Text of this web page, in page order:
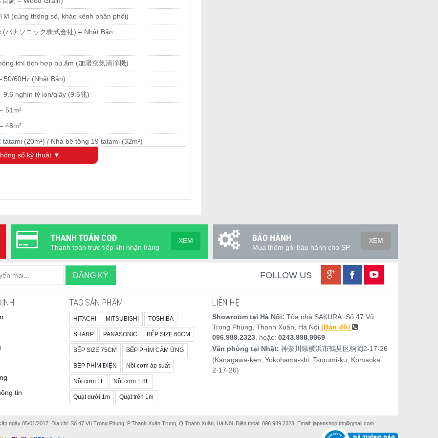
rửa tự nhiên”, phá vỡ liên kết hóa học của vi khuẩn, virus,
vô hiệu hóa chúng. Nhờ được bao bọc trong nước, gốc
thẩm thấu vào vải và bề mặt để làm sạch hiệu quả hơn.
(0.3 μm), với lưu lượng khí tối đa 400 m³/h, F-VC70XV
phù hợp cho phòng ngủ, phòng khách vừa hoặc khu vực sinh
dòng hút sát sàn, 3D Flow tạo luồng khí ba chiều, hút bụi mịn
tuyệt vời cho những ai cần không khí sạch khỏi các tác
nhiều bụi.
ẩm 740 ml/h,
giúp bảo vệ da và đường hô hấp trong những ngày hanh
chỉnh chế độ lọc phù hợp.
như PM2.5, độ ẩm và chế độ hoạt động, màn hình này hỗ
(TM), dễ dàng phối hợp với nội thất từ phong cách tối giản đến
cm – thiết kế nhỏ gọn, phù hợp đặt ở bất kỳ vị trí nào trong
không kém phần tinh tế, Máy lọc không khí, bù ẩm, khử
hảo cho không gian sống, vừa thực dụng vừa mang tính trang
phù hợp cho phòng ngủ, phòng làm việc hoặc khu vực sinh hoạt
(cùng thông số, khác kênh phân phối)
(パナソニック株式会社) – Nhật Bản
khí tích hợp bù ẩm (加湿空気清浄機)
50/60Hz (Nhật Bản)
9.6 nghìn tỷ ion/giây (9.6兆)
51m²
48m²
tatami (20m²) / Nhà bê tông 19 tatami (32m²)
ph / Mạnh: 6.3m³/ph / Trung: 3.1m³/ph / Tĩnh: 1.9m³/ph
/ Trung: 33dB / Tĩnh: 15dB
/ Trung: 8.5W / Tĩnh: 4.2W
/ Mạnh: 50.0W / Trung: 13.0W / Tĩnh: 8.0W
h / Mạnh: 700mL/h / Trung: 400mL/h / Tĩnh: 250mL/h
giờ (chế độ turbo)
– kháng khuẩn MAKSPEC, tuổi thọ ~10 năm
(スーパーナノテク脱臭), tuổi thọ ~10 năm
tuổi thọ ~10 năm
số kỹ thuật ▼
THANH TOÁN COD
Thanh toán trực tiếp khi nhận hàng
XEM BẢO HÀNH
Mua thêm gói bảo hành cho SP
XEM
FOLLOW US
tin
TAG SẢN PHẨM
HITACHI MITSUBISHI TOSHIBA
SHARP PANASONIC BẾP SIZE 60CM
BẾP SIZE 75CM BẾP PHÍM CẢM ỨNG
BẾP PHÍM ĐIỆN Nồi cơm áp suất
Nồi cơm 1L Nồi cơm 1.8L
Quạt dưới 1m Quạt trên 1m
LIÊN HỆ
Showroom tại Hà Nội: Tòa nhà SAKURA. Số 47 Vũ
Trọng Phụng, Thanh Xuân, Hà Nội [Bản đồ]
096.989.2323 , hoặc: 0243.998.9969
Văn phòng tại Nhật: 神奈川県横浜市鶴見区駒岡2-17-26
(Kanagawa-ken, Yokohama-shi, Tsurumi-ku, Komaoka
2-17-26)
ngày 05/01/2017. Địa chỉ: Số 47 Vũ Trọng Phụng, P.Thanh Xuân Trung, Q.Thanh Xuân, Hà Nội. Điện thoại: 096.989.2323. Email: japanshop.tht@gmail.com.